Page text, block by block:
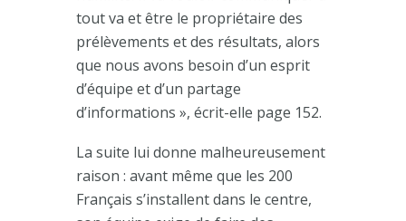
tout va et être le propriétaire des
prélèvements et des résultats, alors
que nous avons besoin d’un esprit
d’équipe et d’un partage
d’informations », écrit-elle page 152.
La suite lui donne malheureusement
raison : avant même que les 200
Français s’installent dans le centre,